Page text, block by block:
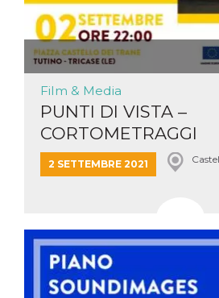
Film & Media
PUNTI DI VISTA –
CORTOMETRAGGI
2 SETTEMBRE 2021